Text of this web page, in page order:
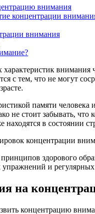
внимания
концентрации
внимания
внимания
с тем, что не могут
памяти
не стоит забывать, что
в состоянии
концентрации
здорового
и регулярных
на
концентрацию